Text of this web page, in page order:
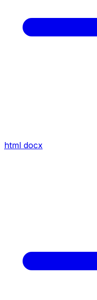
html docx